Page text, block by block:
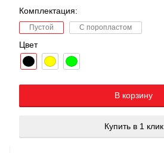
Комплектация:
Пустой С поропластом
Цвет
В корзину
Купить в 1 клик